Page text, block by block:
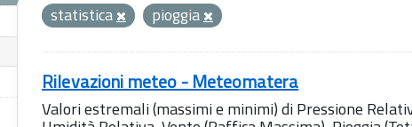
statistica
pioggia
Rilevazioni meteo - Meteomatera
Valori estremali (massimi e minimi) di Pressione